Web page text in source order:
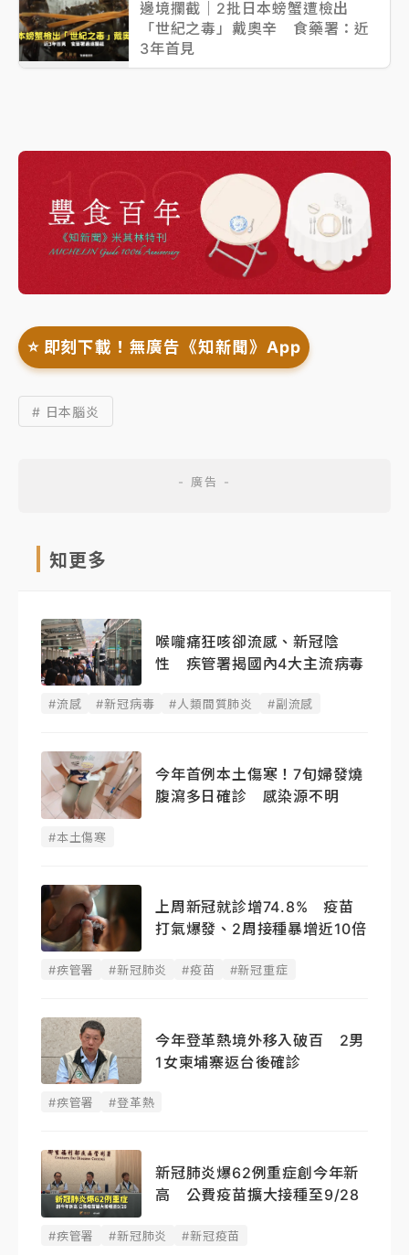
邊境攔截｜2批日本螃蟹遭檢出
「世紀之毒」戴奧辛 食藥署：近
3年首見
⭐️ 即刻下載！無廣告《知新聞》App
# 日本腦炎
知更多
喉嚨痛狂咳卻流感、新冠陰
性 疾管署揭國內4大主流病毒
#流感 #新冠病毒 #人類間質肺炎 #副流感
今年首例本土傷寒！7旬婦發燒
腹瀉多日確診 感染源不明
#本土傷寒
上周新冠就診增74.8% 疫苗
打氣爆發、2周接種暴增近10倍
#疾管署 #新冠肺炎 #疫苗 #新冠重症
今年登革熱境外移入破百 2男
1女柬埔寨返台後確診
#疾管署 #登革熱
新冠肺炎爆62例重症創今年新
高 公費疫苗擴大接種至9/28
#疾管署 #新冠肺炎 #新冠疫苗